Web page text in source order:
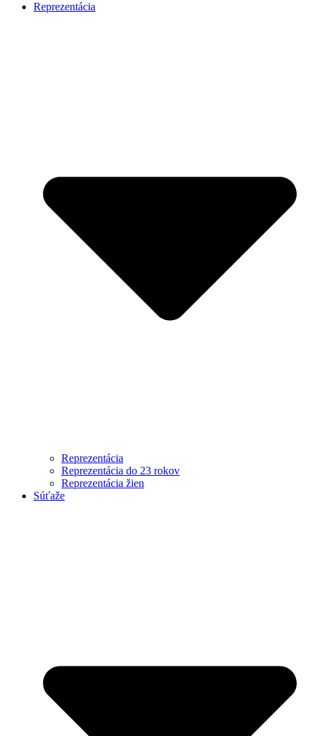
Reprezentácia
Reprezentácia
Reprezentácia do 23 rokov
Reprezentácia žien
Súťaže